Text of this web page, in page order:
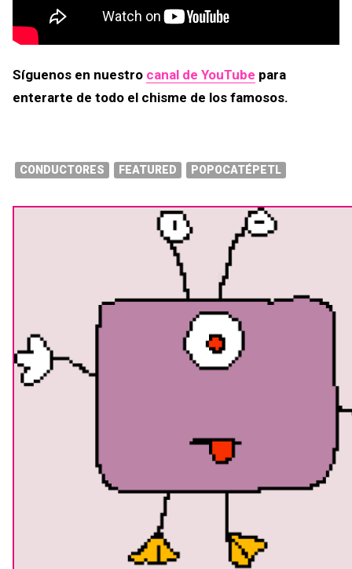
Síguenos en nuestro canal de YouTube para
enterarte de todo el chisme de los famosos.
CONDUCTORES FEATURED POPOCATÉPETL